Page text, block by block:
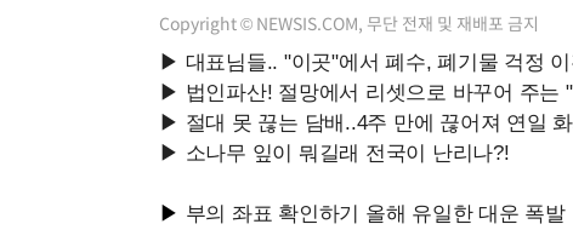
Copyright © NEWSIS.COM, 무단 전재 및 재배포 금지